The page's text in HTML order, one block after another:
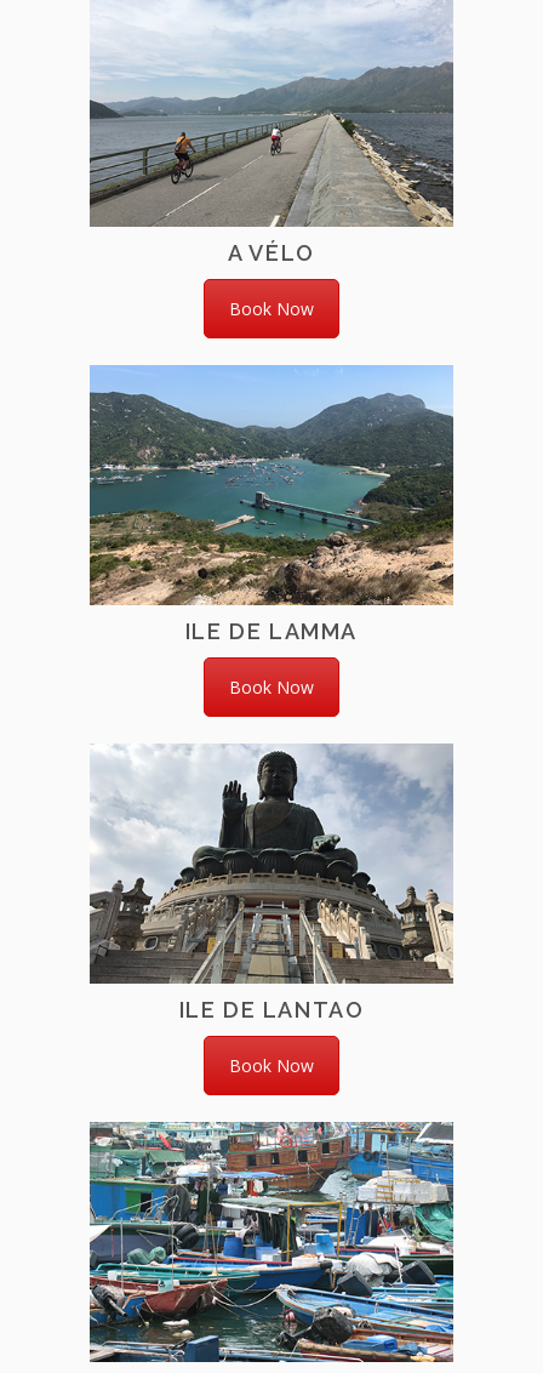
A VÉLO
Book Now
ILE DE LAMMA
Book Now
ILE DE LANTAO
Book Now